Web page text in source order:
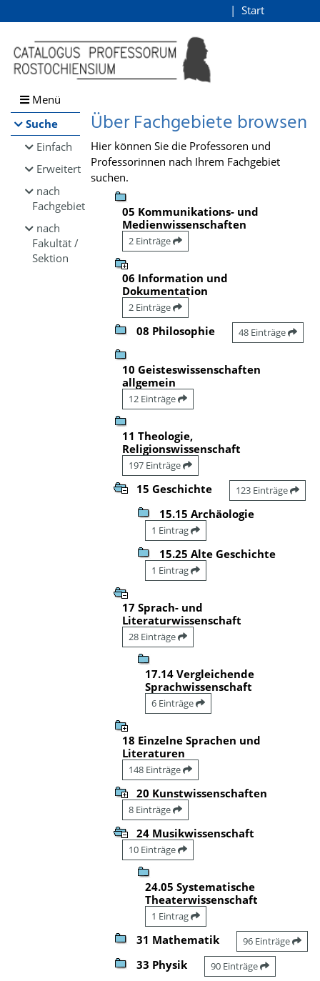
Browsen
direkt zum Inhalt
Start
Menü
Suche
Einfach
Erweitert
nach
Fachgebiet
nach
Fakultät /
Sektion
Über Fachgebiete browsen
Hier können Sie die Professoren und
Professorinnen nach Ihrem Fachgebiet
suchen.
05 Kommunikations- und
Medienwissenschaften
2 Einträge
06 Information und
Dokumentation
2 Einträge
08 Philosophie 48 Einträge
10 Geisteswissenschaften
allgemein
12 Einträge
11 Theologie,
Religionswissenschaft
197 Einträge
15 Geschichte 123 Einträge
15.15 Archäologie
1 Eintrag
15.25 Alte Geschichte
1 Eintrag
17 Sprach- und
Literaturwissenschaft
28 Einträge
17.14 Vergleichende
Sprachwissenschaft
6 Einträge
18 Einzelne Sprachen und
Literaturen
148 Einträge
20 Kunstwissenschaften
8 Einträge
24 Musikwissenschaft
10 Einträge
24.05 Systematische
Theaterwissenschaft
1 Eintrag
31 Mathematik 96 Einträge
33 Physik 90 Einträge